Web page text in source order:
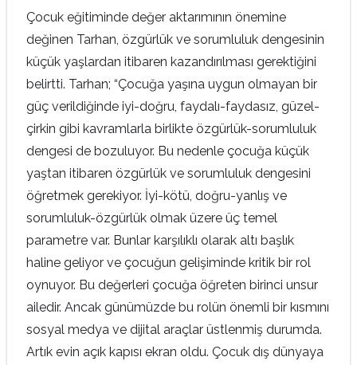
Çocuk eğitiminde değer aktarımının önemine
değinen Tarhan, özgürlük ve sorumluluk dengesinin
küçük yaşlardan itibaren kazandırılması gerektiğini
belirtti. Tarhan; “Çocuğa yaşına uygun olmayan bir
güç verildiğinde iyi-doğru, faydalı-faydasız, güzel-
çirkin gibi kavramlarla birlikte özgürlük-sorumluluk
dengesi de bozuluyor. Bu nedenle çocuğa küçük
yaştan itibaren özgürlük ve sorumluluk dengesini
öğretmek gerekiyor. İyi-kötü, doğru-yanlış ve
sorumluluk-özgürlük olmak üzere üç temel
parametre var. Bunlar karşılıklı olarak altı başlık
haline geliyor ve çocuğun gelişiminde kritik bir rol
oynuyor. Bu değerleri çocuğa öğreten birinci unsur
ailedir. Ancak günümüzde bu rolün önemli bir kısmını
sosyal medya ve dijital araçlar üstlenmiş durumda.
Artık evin açık kapısı ekran oldu. Çocuk dış dünyaya